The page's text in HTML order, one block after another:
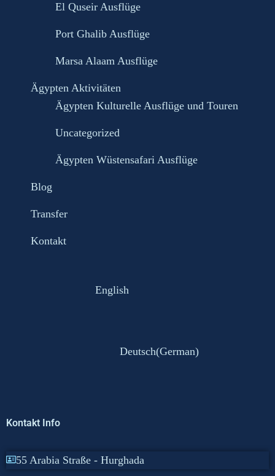
El Quseir Ausflüge
Port Ghalib Ausflüge
Marsa Alaam Ausflüge
Ägypten Aktivitäten
Ägypten Kulturelle Ausflüge und Touren
Uncategorized
Ägypten Wüstensafari Ausflüge
Blog
Transfer
Kontakt
English
Deutsch(German)
Kontakt Info
55 Arabia Straße - Hurghada